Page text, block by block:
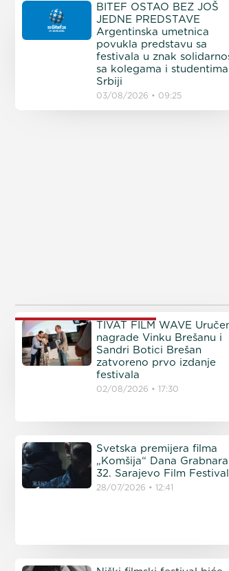
BITEF OSTAO BEZ JOŠ
JEDNE PREDSTAVE
Argentinska umetnica
povukla predstavu sa
festivala u znak
sa kolegama i
Srbiji
03/08/2026 09:25
PROČITAJTE JOŠ
TIVAT FILM WAVE
nagrade Vinku Brešanu i
Sandri Botici Brešan
zatvoreno prvo izdanje
festivala
02/08/2026 17:30
Svetska premijera filma
„Komšija“ Dana
32. Sarajevo Film
28/07/2026 12:41